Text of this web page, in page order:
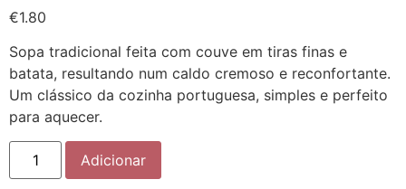
€1.80
Sopa tradicional feita com couve em tiras finas e
batata, resultando num caldo cremoso e reconfortante.
Um clássico da cozinha portuguesa, simples e perfeito
para aquecer.
Adicionar